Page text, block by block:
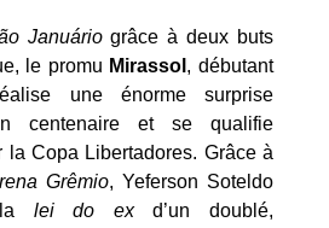
Januáriogrâce à deux buts
le promu Mirassol , débutant
une énorme surprise
centenaire et se qualifie
la Copa Libertadores. Grâce à
Grêmio, Yeferson Soteldo
la lei do exd’un doublé,